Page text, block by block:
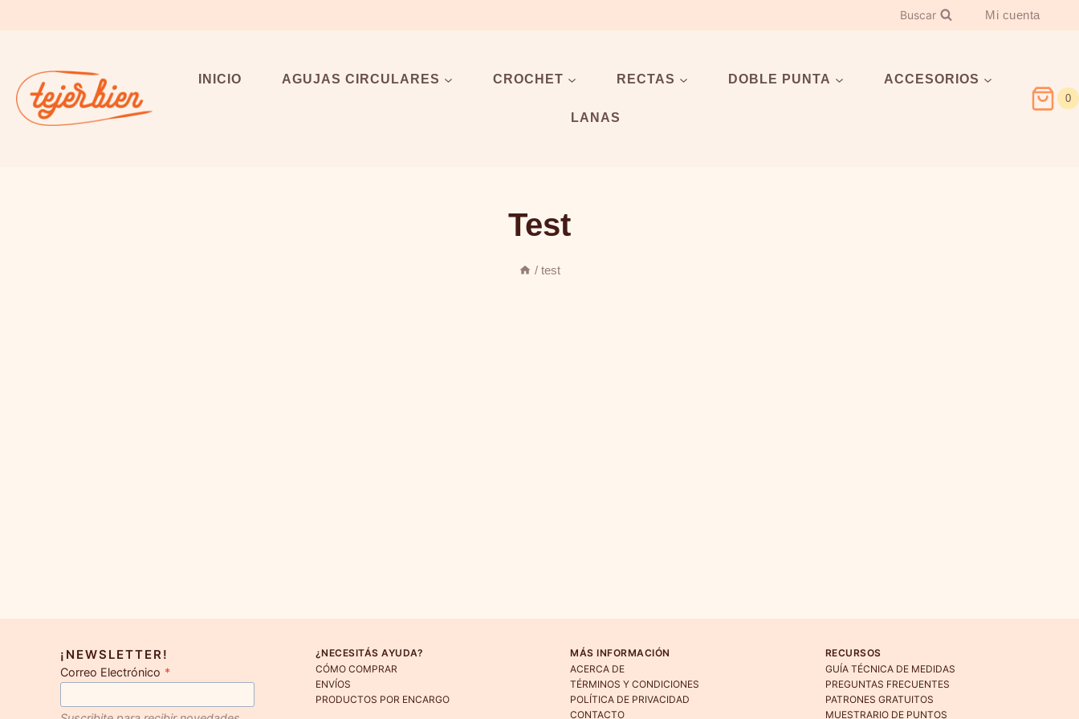
Buscar Mi cuenta
INICIO AGUJAS CIRCULARES CROCHET RECTAS DOBLE PUNTA ACCESORIOS
LANAS
0
Test
/ test
¡NEWSLETTER!
Correo Electrónico *
¿NECESITÁS AYUDA?
CÓMO COMPRAR
ENVÍOS
PRODUCTOS POR ENCARGO
MÁS INFORMACIÓN
ACERCA DE
TÉRMINOS Y CONDICIONES
POLÍTICA DE PRIVACIDAD
CONTACTO
RECURSOS
GUÍA TÉCNICA DE MEDIDAS
PREGUNTAS FRECUENTES
PATRONES GRATUITOS
MUESTRARIO DE PUNTOS